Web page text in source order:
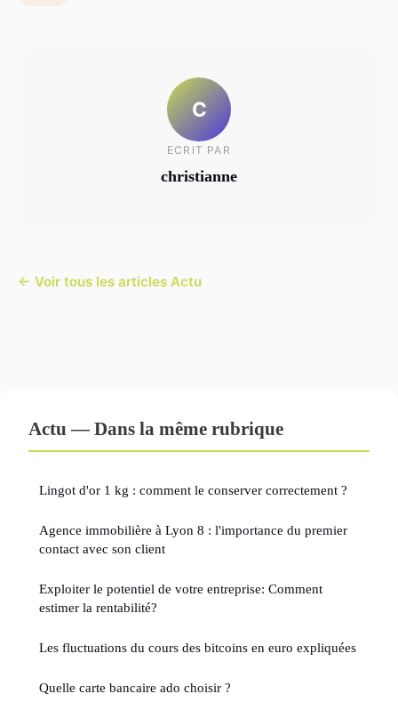
C
ECRIT PAR
christianne
← Voir tous les articles Actu
Actu — Dans la même rubrique
Lingot d'or 1 kg : comment le conserver correctement ?
Agence immobilière à Lyon 8 : l'importance du premier
contact avec son client
Exploiter le potentiel de votre entreprise: Comment
estimer la rentabilité?
Les fluctuations du cours des bitcoins en euro expliquées
Quelle carte bancaire ado choisir ?